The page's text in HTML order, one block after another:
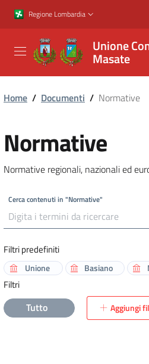
Vai al contenuto principale
Vai al footer
Regione Lombardia
Unione
Masate
Home / Documenti / Normative
Normative
Normative regionali, nazionali ed
Cerca contenuti in "Normative"
Filtri predefiniti
Unione Basiano
Filtri
Tutto Aggiungi